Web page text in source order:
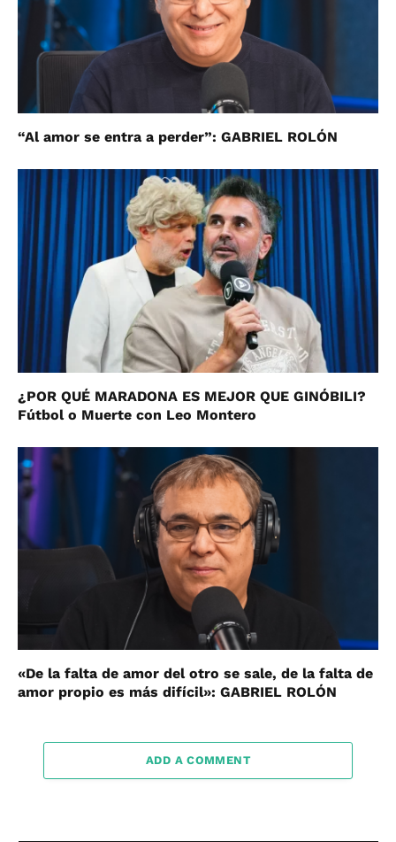
“Al amor se entra a perder”: GABRIEL ROLÓN
¿POR QUÉ MARADONA ES MEJOR QUE GINÓBILI?
Fútbol o Muerte con Leo Montero
«De la falta de amor del otro se sale, de la falta de
amor propio es más difícil»: GABRIEL ROLÓN
ADD A COMMENT